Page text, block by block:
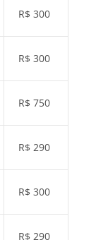
R$ 300
R$ 300
R$ 750
R$ 290
R$ 300
R$ 290